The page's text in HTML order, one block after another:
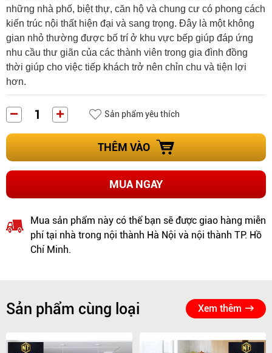
những nhà phố, biệt thự, căn hộ và chung cư có phong cách
kiến trúc nội thất hiện đại và sang trọng. Đây là một không
gian nhỏ thường được bố trí ở khu vực bếp giúp đáp ứng
nhu cầu thư giãn của các thành viên trong gia đình đồng
thời giúp cho việc tiếp khách trở nên chỉn chu và tiện lợi
hơn.
Sản phẩm yêu thích
THÊM VÀO
MUA NGAY
Mua sản phẩm này có thể bạn sẽ được giao hàng miễn
phí tại nhà trong nội thành Hà Nội và nội thành TP. Hồ
Chí Minh.
Sản phẩm cùng loại Xem thêm